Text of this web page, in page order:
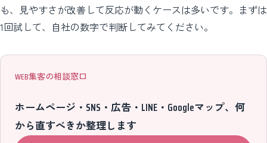
も、見やすさが改善して反応が動くケースは多いです。まずは
1回試して、自社の数字で判断してみてください。
WEB集客の相談窓口
ホームページ・SNS・広告・LINE・Googleマップ、何
から直すべきか整理します